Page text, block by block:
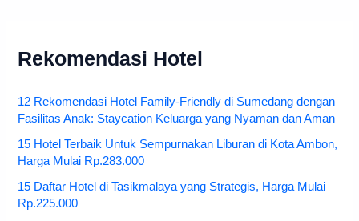
Rekomendasi Hotel
12 Rekomendasi Hotel Family-Friendly di Sumedang dengan
Fasilitas Anak: Staycation Keluarga yang Nyaman dan Aman
15 Hotel Terbaik Untuk Sempurnakan Liburan di Kota Ambon,
Harga Mulai Rp.283.000
15 Daftar Hotel di Tasikmalaya yang Strategis, Harga Mulai
Rp.225.000